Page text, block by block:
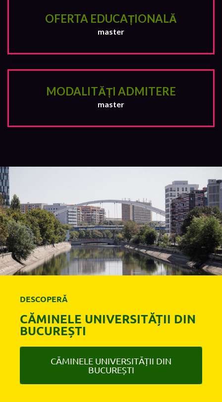
OFERTA EDUCAȚIONALĂ
master
MODALITĂȚI ADMITERE
master
DESCOPERĂ
CĂMINELE UNIVERSITĂȚII DIN
BUCUREȘTI
CĂMINELE UNIVERSITĂȚII DIN
BUCUREȘTI